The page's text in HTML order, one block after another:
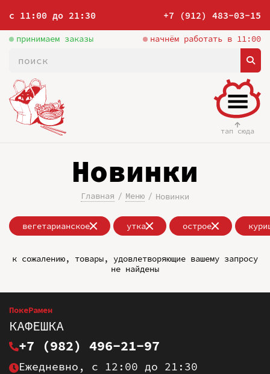
с 11:00 до 21:30 +7 (912) 483-03-15
принимаем заказы начнём работать в 11:00
тап сюда
Новинки
Главная Меню Новинки
вегетарианское утка острое
к сожалению, товары, удовлетворяющие вашему запросу
не найдены
ПокеРамен
КАФЕШКА
+7 (982) 496-21-97
Ежедневно, с 12:00 до 21:30